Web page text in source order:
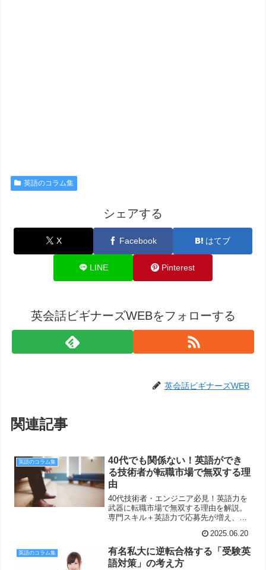
英語のコラム集
シェアする
X Facebook はてブ
LINE Pinterest
英会話ビギナーズWEBをフォローする
英会話ビギナーズWEB
関連記事
英語のコラム集
40代でも関係ない！英語ができ
る技術者が転職市場で無双する理
由
40代技術者・エンジニア必見！英語力を
武器に転職市場で無双する理由を解説。
専門スキル＋英語力で応募先が増え、年
効率的な英語学習法も紹介！ 2025.06.20
英語のコラム集
有名私大に逆転合格する「受験英
語対策」の考え方